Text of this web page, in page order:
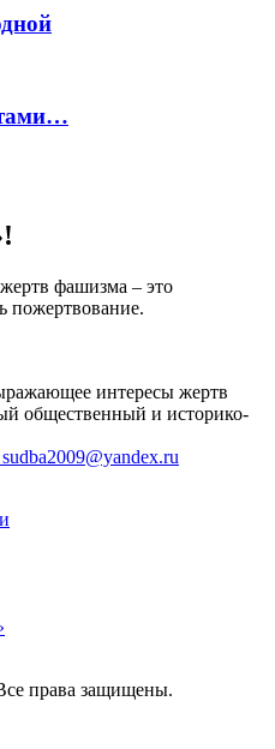
фашизма – это
пожертвование.
интересы жертв
общественный и историко-
sudba2009@yandex.ru
права защищены.